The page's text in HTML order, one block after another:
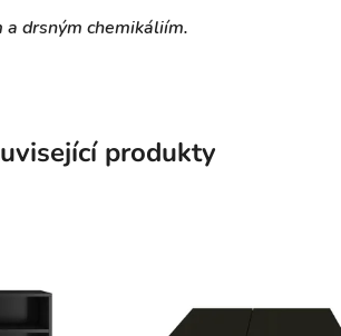
drsným chemikáliím.
produkty